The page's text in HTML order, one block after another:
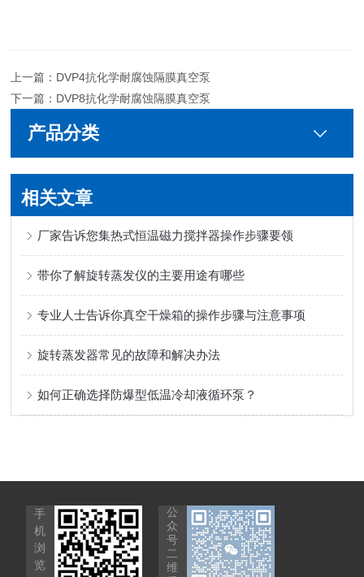
上一篇： DVP4抗化学耐腐蚀隔膜真空泵
下一篇： DVP8抗化学耐腐蚀隔膜真空泵
产品分类
相关文章
厂家告诉您集热式恒温磁力搅拌器操作步骤要领
带你了解旋转蒸发仪的主要用途有哪些
专业人士告诉你真空干燥箱的操作步骤与注意事项
旋转蒸发器常见的故障和解决办法
如何正确选择防爆型低温冷却液循环泵？
手
机
浏
览
公
众
号
二
维